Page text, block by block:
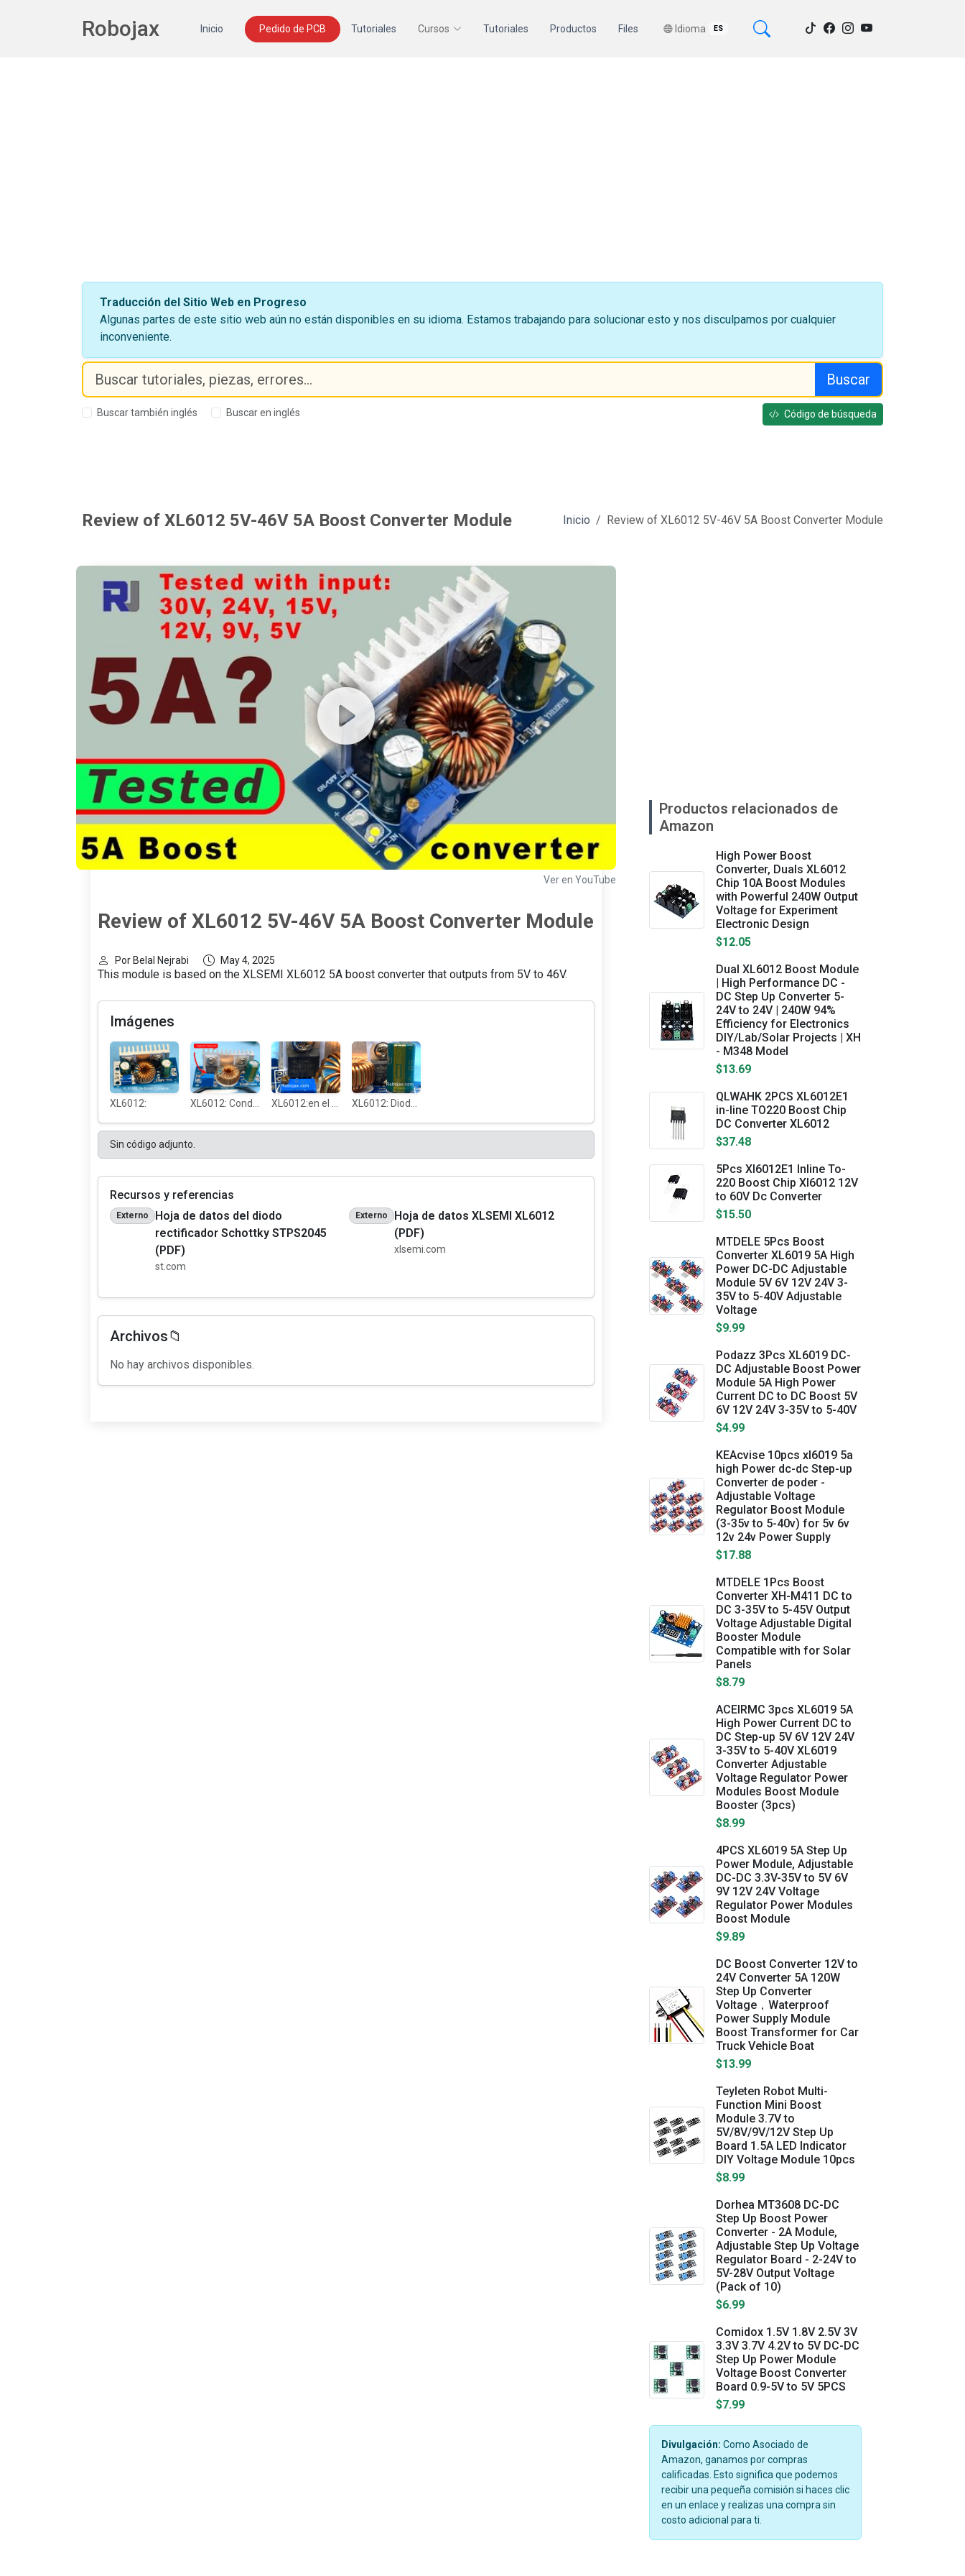
Robojax Inicio Pedido de PCB Tutoriales Cursos Tutoriales Productos Files Idioma ES
Traducción del Sitio Web en Progreso
Algunas partes de este sitio web aún no están disponibles en su idioma. Estamos trabajando para solucionar esto y nos disculpamos por cualquier
inconveniente.
Buscar
Buscar también inglés Buscar en inglés Código de búsqueda
Review of XL6012 5V-46V 5A Boost Converter Module Inicio Review of XL6012 5V-46V 5A Boost Converter Module
Ver en YouTube
Review of XL6012 5V-46V 5A Boost Converter Module
Por Belal Nejrabi May 4, 2025
This module is based on the XLSEMI XL6012 5A boost converter that outputs from 5V to 46V.
Imágenes
XL6012: XL6012: Condensador removido XL6012:en el módulo XL6012: Diodo rectificador Schottky de potencia
Sin código adjunto.
Recursos y referencias
Externo
Hoja de datos del diodo
rectificador Schottky STPS2045
(PDF)
st.com
Externo
Hoja de datos XLSEMI XL6012
(PDF)
xlsemi.com
Archivos📁
No hay archivos disponibles.
Productos relacionados de
Amazon
High Power Boost
Converter, Duals XL6012
Chip 10A Boost Modules
with Powerful 240W Output
Voltage for Experiment
Electronic Design
$12.05
Dual XL6012 Boost Module
| High Performance DC -
DC Step Up Converter 5-
24V to 24V | 240W 94%
Efficiency for Electronics
DIY/Lab/Solar Projects | XH
- M348 Model
$13.69
QLWAHK 2PCS XL6012E1
in-line TO220 Boost Chip
DC Converter XL6012
$37.48
5Pcs Xl6012E1 Inline To-
220 Boost Chip Xl6012 12V
to 60V Dc Converter
$15.50
MTDELE 5Pcs Boost
Converter XL6019 5A High
Power DC-DC Adjustable
Module 5V 6V 12V 24V 3-
35V to 5-40V Adjustable
Voltage
$9.99
Podazz 3Pcs XL6019 DC-
DC Adjustable Boost Power
Module 5A High Power
Current DC to DC Boost 5V
6V 12V 24V 3-35V to 5-40V
$4.99
KEAcvise 10pcs xl6019 5a
high Power dc-dc Step-up
Converter de poder -
Adjustable Voltage
Regulator Boost Module
(3-35v to 5-40v) for 5v 6v
12v 24v Power Supply
$17.88
MTDELE 1Pcs Boost
Converter XH-M411 DC to
DC 3-35V to 5-45V Output
Voltage Adjustable Digital
Booster Module
Compatible with for Solar
Panels
$8.79
ACEIRMC 3pcs XL6019 5A
High Power Current DC to
DC Step-up 5V 6V 12V 24V
3-35V to 5-40V XL6019
Converter Adjustable
Voltage Regulator Power
Modules Boost Module
Booster (3pcs)
$8.99
4PCS XL6019 5A Step Up
Power Module, Adjustable
DC-DC 3.3V-35V to 5V 6V
9V 12V 24V Voltage
Regulator Power Modules
Boost Module
$9.89
DC Boost Converter 12V to
24V Converter 5A 120W
Step Up Converter
Voltage，Waterproof
Power Supply Module
Boost Transformer for Car
Truck Vehicle Boat
$13.99
Teyleten Robot Multi-
Function Mini Boost
Module 3.7V to
5V/8V/9V/12V Step Up
Board 1.5A LED Indicator
DIY Voltage Module 10pcs
$8.99
Dorhea MT3608 DC-DC
Step Up Boost Power
Converter - 2A Module,
Adjustable Step Up Voltage
Regulator Board - 2-24V to
5V-28V Output Voltage
(Pack of 10)
$6.99
Comidox 1.5V 1.8V 2.5V 3V
3.3V 3.7V 4.2V to 5V DC-DC
Step Up Power Module
Voltage Boost Converter
Board 0.9-5V to 5V 5PCS
$7.99
Divulgación: Como Asociado de
Amazon, ganamos por compras
calificadas. Esto significa que podemos
recibir una pequeña comisión si haces clic
en un enlace y realizas una compra sin
costo adicional para ti.